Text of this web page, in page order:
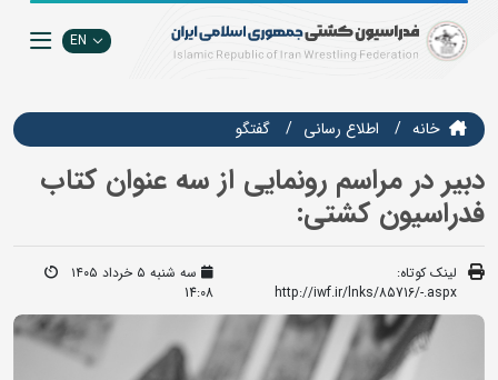
EN
خانه اطلاع رسانی گفتگو
دبیر در مراسم رونمایی از سه عنوان کتاب
فدراسیون کشتی:
لینک کوتاه:
http://iwf.ir/lnks/85716/-.aspx
سه شنبه ۵ خرداد ۱۴۰۵
14:08